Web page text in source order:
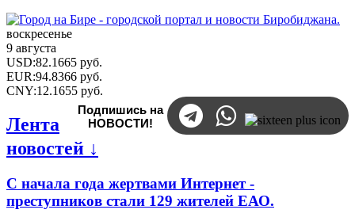
воскресенье
9 августа
USD:82.1665 руб.
EUR:94.8366 руб.
CNY:12.1655 руб.
Подпишись на
НОВОСТИ!
Лента
новостей ↓
С начала года жертвами Интернет -
преступников стали 129 жителей ЕАО.